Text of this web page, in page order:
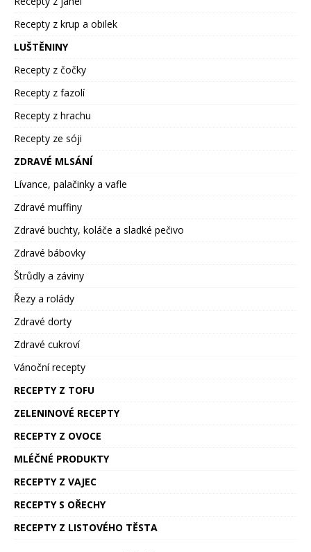
Recepty z krup a obilek
LUŠTĚNINY
Recepty z čočky
Recepty z fazolí
Recepty z hrachu
Recepty ze sóji
ZDRAVÉ MLSÁNÍ
Lívance, palačinky a vafle
Zdravé muffiny
Zdravé buchty, koláče a sladké pečivo
Zdravé bábovky
Štrůdly a záviny
Řezy a rolády
Zdravé dorty
Zdravé cukroví
Vánoční recepty
RECEPTY Z TOFU
ZELENINOVÉ RECEPTY
RECEPTY Z OVOCE
MLÉČNÉ PRODUKTY
RECEPTY Z VAJEC
RECEPTY S OŘECHY
RECEPTY Z LISTOVÉHO TĚSTA